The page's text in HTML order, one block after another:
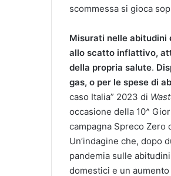
scommessa si gioca
Misurati nelle abitudini
allo scatto inflattivo,
della propria salute.
gas, o per le spese di
caso Italia” 2023 di
occasione della 10^
campagna Spreco Zero
Un’indagine che, dopo
pandemia sulle
domestici e un